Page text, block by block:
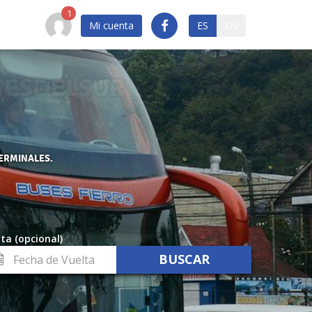
Mi cuenta ES
(opcional)